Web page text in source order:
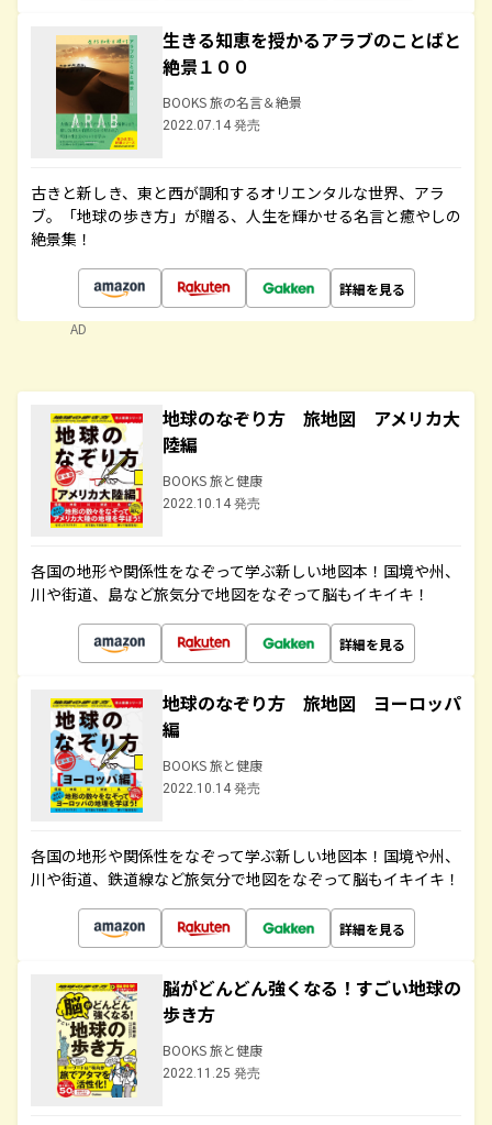
生きる知恵を授かるアラブのことばと
絶景１００
BOOKS 旅の名言＆絶景
2022.07.14 発売
古きと新しき、東と西が調和するオリエンタルな世界、アラ
ブ。「地球の歩き方」が贈る、人生を輝かせる名言と癒やしの
絶景集！
詳細を見る
AD
地球のなぞり方 旅地図 アメリカ大
陸編
BOOKS 旅と健康
2022.10.14 発売
各国の地形や関係性をなぞって学ぶ新しい地図本！国境や州、
川や街道、島など旅気分で地図をなぞって脳もイキイキ！
詳細を見る
地球のなぞり方 旅地図 ヨーロッパ
編
BOOKS 旅と健康
2022.10.14 発売
各国の地形や関係性をなぞって学ぶ新しい地図本！国境や州、
川や街道、鉄道線など旅気分で地図をなぞって脳もイキイキ！
詳細を見る
脳がどんどん強くなる！すごい地球の
歩き方
BOOKS 旅と健康
2022.11.25 発売